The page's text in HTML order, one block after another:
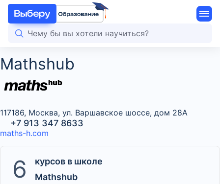
Mathshub
+7 913 347 8633
117186, Москва, ул. Варшавское шоссе, дом 28А
maths-h.com
6
курсов в школе
Mathshub